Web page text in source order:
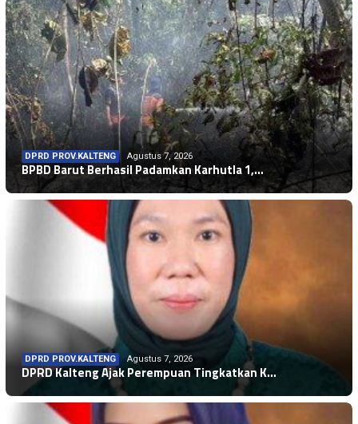
DPRD PROV.KALTENG Agustus 7, 2026
BPBD Barut Berhasil Padamkan Karhutla 1,…
DPRD PROV.KALTENG Agustus 7, 2026
DPRD Kalteng Ajak Perempuan Tingkatkan K…